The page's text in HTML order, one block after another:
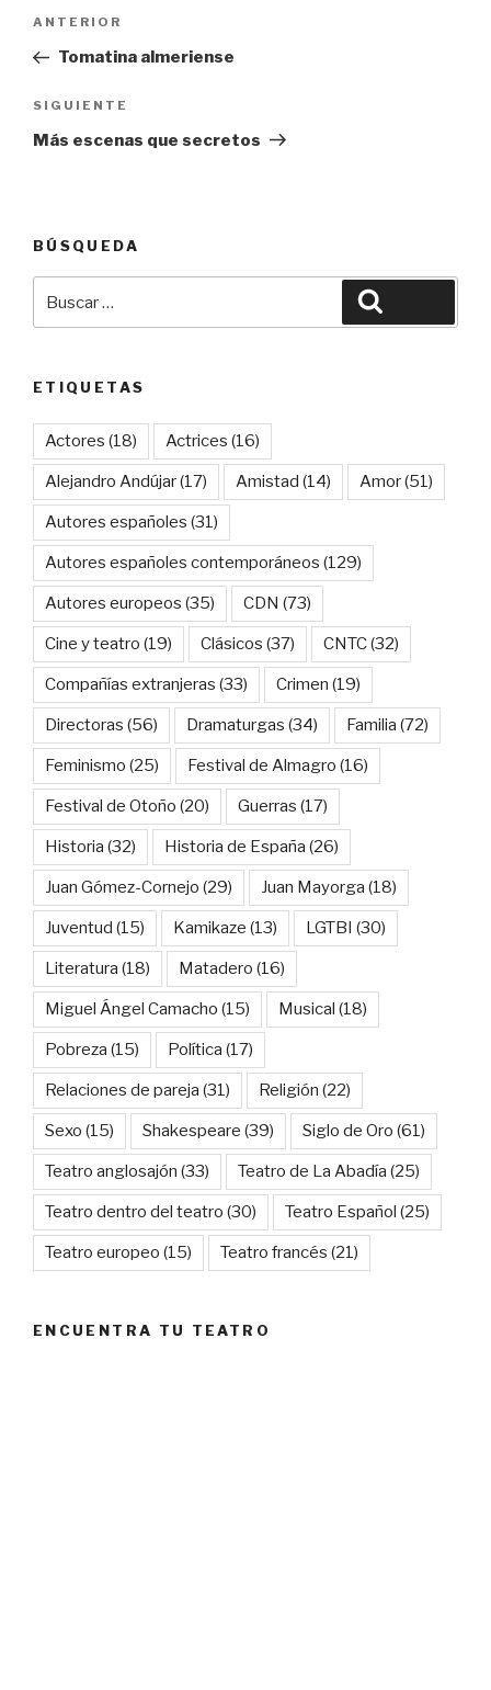
entradas
Entrada
anterior:
ANTERIOR
Tomatina almeriense
Siguiente
entrada
SIGUIENTE
Más escenas que secretos
BÚSQUEDA
por:
ETIQUETAS
Actores (18) Actrices (16)
Alejandro Andújar(17) Amistad (14) Amor(51)
Autores españoles (31)
Autores españoles contemporáneos (129)
Autores europeos (35) CDN (73)
Cine y teatro (19) Clásicos (37) CNTC(32)
Compañías extranjeras (33) Crimen (19)
Directoras (56) Dramaturgas (34) Familia (72)
Feminismo (25) Festival de Almagro (16)
Festival de Otoño (20) Guerras (17)
Historia (32) Historia de España (26)
Juan Gómez-Cornejo (29) Juan Mayorga (18)
Juventud (15) Kamikaze (13) LGTBI (30)
Literatura (18) Matadero (16)
Miguel Ángel Camacho (15) Musical (18)
Pobreza (15) Política (17)
Relaciones de pareja (31) Religión (22)
Sexo (15) Shakespeare (39) Siglo de Oro (61)
Teatro anglosajón (33) Teatro de La Abadía (25)
Teatro dentro del teatro (30) Teatro Español (25)
Teatro europeo (15) Teatro francés (21)
ENCUENTRA TU TEATRO